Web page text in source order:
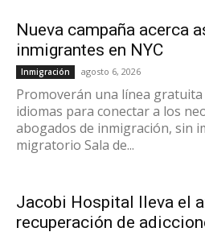
Nueva campaña acerca
inmigrantes en NYC
Inmigración agosto 6, 2026
Promoverán una línea gratuita
idiomas para conectar a los
abogados de inmigración, sin
migratorio Sala de...
Jacobi Hospital lleva el
recuperación de